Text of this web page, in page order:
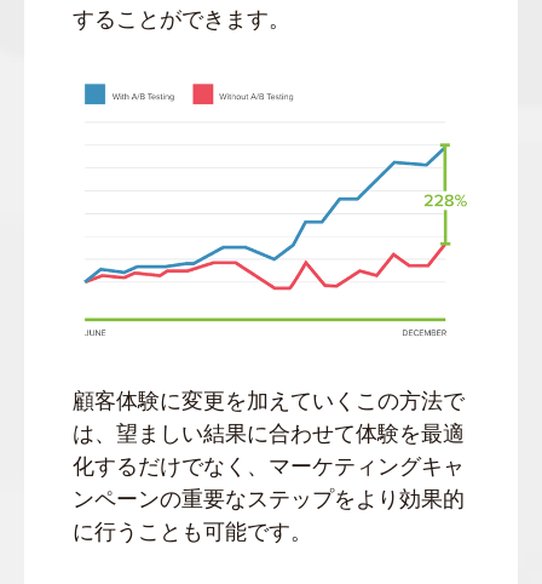
することができます。
顧客体験に変更を加えていくこの方法で
は、望ましい結果に合わせて体験を最適
化するだけでなく、マーケティングキャ
ンペーンの重要なステップをより効果的
に行うことも可能です。